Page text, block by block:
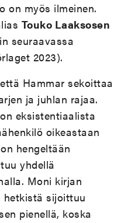
on myös ilmeinen.
Touko Laaksosen
seuraavassa
2023).
Hammar sekoittaa
ja juhlan rajaa.
eksistentiaalista
oikeastaan
hengeltään
yhdellä
Moni kirjan
hetkistä sijoittuu
pienellä, koska